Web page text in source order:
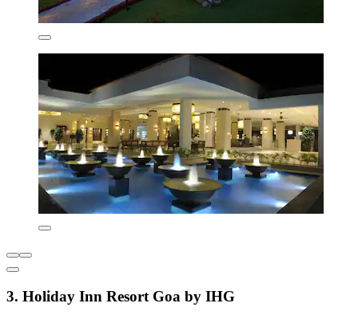
3. Holiday Inn Resort Goa by IHG